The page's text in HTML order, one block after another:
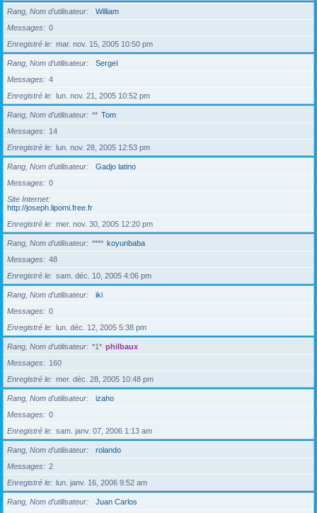
Rang, Nom d’utilisateur
William
Messages
0
Enregistré le
mar. nov. 15, 2005 10:50 pm
Rang, Nom d’utilisateur
Sergeï
Messages
4
Enregistré le
lun. nov. 21, 2005 10:52 pm
Rang, Nom d’utilisateur ** Tom
Messages
14
Enregistré le
lun. nov. 28, 2005 12:53 pm
Rang, Nom d’utilisateur
Gadjo latino
Messages
0
Site Internet
http://joseph.lipomi.free.fr
Enregistré le
mer. nov. 30, 2005 12:20 pm
Rang, Nom d’utilisateur **** koyunbaba
Messages
48
Enregistré le
sam. déc. 10, 2005 4:06 pm
Rang, Nom d’utilisateur
iki
Messages
0
Enregistré le
lun. déc. 12, 2005 5:38 pm
Rang, Nom d’utilisateur *1* philbaux
Messages
160
Enregistré le
mer. déc. 28, 2005 10:48 pm
Rang, Nom d’utilisateur
izaho
Messages
0
Enregistré le
sam. janv. 07, 2006 1:13 am
Rang, Nom d’utilisateur
rolando
Messages
2
Enregistré le
lun. janv. 16, 2006 9:52 am
Rang, Nom d’utilisateur
Juan Carlos